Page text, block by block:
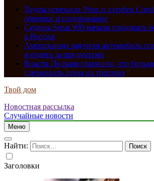
Toyota освежила Prius и хэтчбек
обновки и подорожание
Седаны Senat 900 начали продавать
в России
Американцы научили автомобиль
и ездить за продуктами
Власти Польши признали, что
сдерживать цены на топливо
Твой дом
Новостная рассылка
Случайные новости
Меню
Найти:
Заголовки